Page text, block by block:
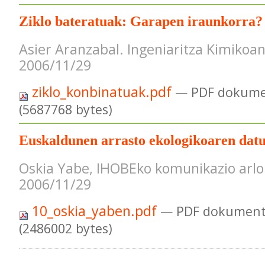
Ziklo bateratuak: Garapen iraunkorra?
Asier Aranzabal. Ingeniaritza
2006/11/29
ziklo_konbinatuak.pdf — PDF
(5687768 bytes)
Euskaldunen arrasto ekologikoaren
Oskia Yabe, IHOBEko komunikazio
2006/11/29
10_oskia_yaben.pdf — PDF
(2486002 bytes)